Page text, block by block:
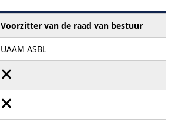
Voorzitter van de raad van bestuur
UAAM ASBL